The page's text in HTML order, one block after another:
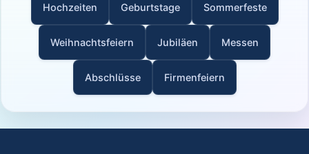
Hochzeiten Geburtstage Sommerfeste
Weihnachtsfeiern Jubiläen Messen
Abschlüsse Firmenfeiern